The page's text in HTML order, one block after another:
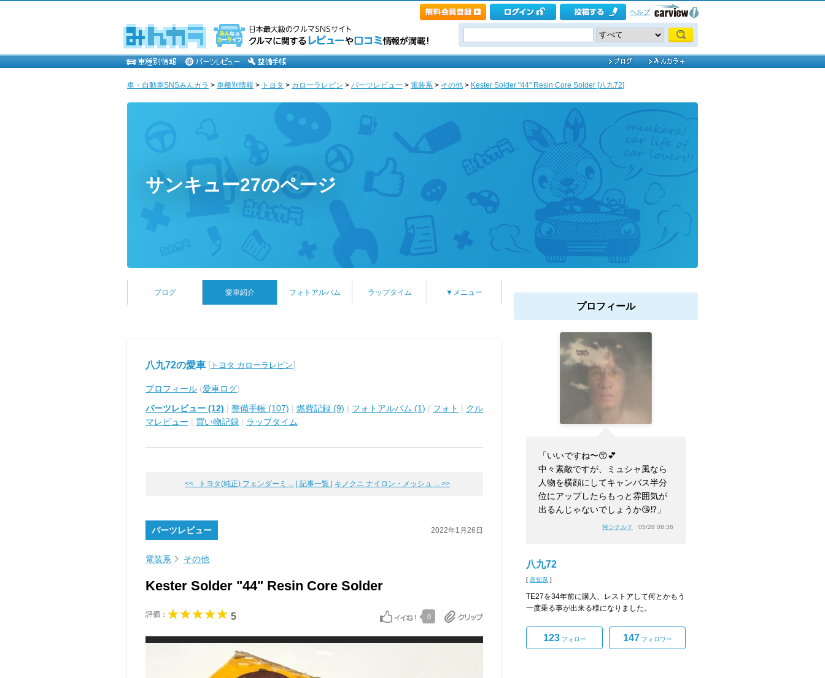
ヘルプ
車・自動車SNSみんカラ > 車種別情報 > トヨタ > カローラレビン > パーツレビュー > 電装系 > その他 > Kester Solder "44" Resin Core Solder [八九72]
サンキュー27のページ
ブログ 愛車紹介 フォトアルバム ラップタイム ▼メニュー
八九72の愛車 [ トヨタ カローラレビン]
プロフィール (愛車ログ)
パーツレビュー (12) | 整備手帳 (107) | 燃費記録 (9) | フォトアルバム (1) | フォト | クル
マレビュー | 買い物記録 | ラップタイム
<< トヨタ(純正) フェンダーミ ... | 記事一覧 | キノクニ ナイロン・メッシュ ... >>
パーツレビュー 2022年1月26日
電装系 その他
Kester Solder "44" Resin Core Solder
評価： 5 0
プロフィール
「いいですね〜😙💕
中々素敵ですが、ミュシャ風なら
人物を横顔にしてキャンバス半分
位にアップしたらもっと雰囲気が
出るんじゃないでしょうか😘⁉️」
何シテル？ 05/28 08:36
八九72
[ 高知県 ]
TE27を34年前に購入、レストアして何とかもう
一度乗る事が出来る様になりました。
123フォロー 147 フォロワー